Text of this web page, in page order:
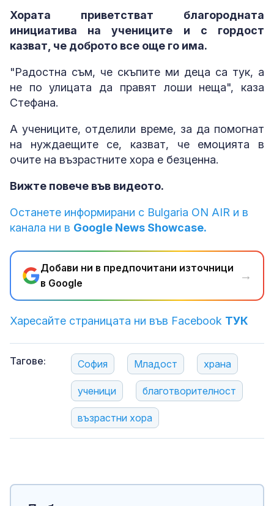
Хората приветстват благородната
инициатива на учениците и с гордост
казват, че доброто все още го има.
"Радостна съм, че скъпите ми деца са тук, а
не по улицата да правят лоши неща", каза
Стефана.
А учениците, отделили време, за да помогнат
на нуждаещите се, казват, че емоцията в
очите на възрастните хора е безценна.
Вижте повече във видеото.
Останете информирани с Bulgaria ON AIR и в
канала ни в Google News Showcase.
Добави ни в предпочитани източници
в Google
→
Харесайте страницата ни във Facebook ТУК
Тагове: София Младост храна
ученици благотворителност
възрастни хора